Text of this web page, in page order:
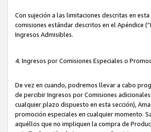
Con sujeción a las limitaciones descritas en
comisiones estándar descritos en el Apéndice
Ingresos Admisibles.
4. Ingresos por Comisiones Especiales o
De vez en cuando, podremos llevar a cabo
de percibir Ingresos por Comisiones
cualquier plazo dispuesto en esta sección),
promoción especiales en cualquier momento.
aquéllos que no impliquen la compra de